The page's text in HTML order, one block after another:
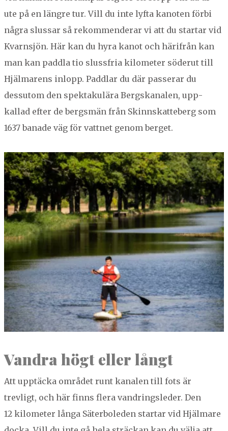
ute på en län­gre tur. Vill du inte lyf­ta kan­oten för­bi
några slus­sar så rek­om­mender­ar vi att du star­tar vid
Kvarn­sjön. Här kan du hyra kan­ot och härifrån kan
man kan padd­la tio slussfria kilo­me­ter söderut till
Hjäl­marens inlopp. Padd­lar du där passer­ar du
dessu­tom den spek­takulära Bergskanalen, upp­
kallad efter de bergsmän från Skinnskat­te­berg som
1637banade väg för vat­tnet genom berget.
Van­dra högt eller långt
Att upp­täc­ka området runt kanalen till fots är
trevligt, och här finns flera van­dringsled­er. Den
12 kilo­me­ter lån­ga Säter­bole­den star­tar vid Hjäl­mare